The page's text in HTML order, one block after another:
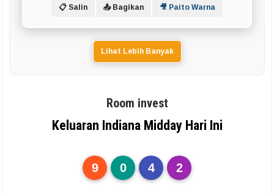
📋 Salin 📤 Bagikan 🎥 Paito Warna
Lihat Lebih Banyak
Room invest
Keluaran Indiana Midday Hari Ini
9 0 4 2